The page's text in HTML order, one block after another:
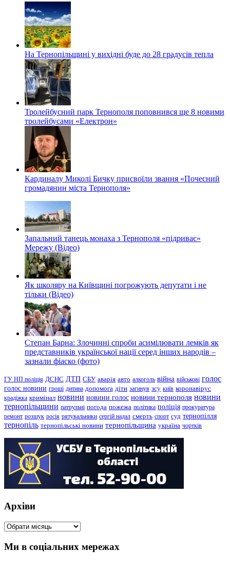
На Тернопільщині у вихідні буде до 28 градусів тепла
Тролейбусний парк Тернополя поповнився ще 8 новими
тролейбусами «Електрон»
Кардиналу Миколі Бичку присвоїли звання «Почесний
громадянин міста Тернополя»
Запальний танець монаха з Тернополя «підриває»
Мережу (Відео)
Як школяру на Київщині погрожують депутати і не
тільки (Відео)
Степан Барна: Злочинні спроби асимілювати лемків як
представників української нації серед інших народів –
зазнали фіаско (фото)
ГУ НП поліція ДСНС ДТП СБУ аварія авто алкоголь війна військові голос
голос новини гроші дитина допомога діти загинув зсу київ коронавірус
крадіжка кримінал новини новини голос новини тернополя новини
тернопільщини патрульні погода пожежа політика поліція прокуратура
ремонт розшук росія рятувальники сергій надал смерть спорт суд тернопілля
тернопіль тернопільські новини тернопільщина україна чортків
Архіви
Архіви
Ми в соціальних мережах